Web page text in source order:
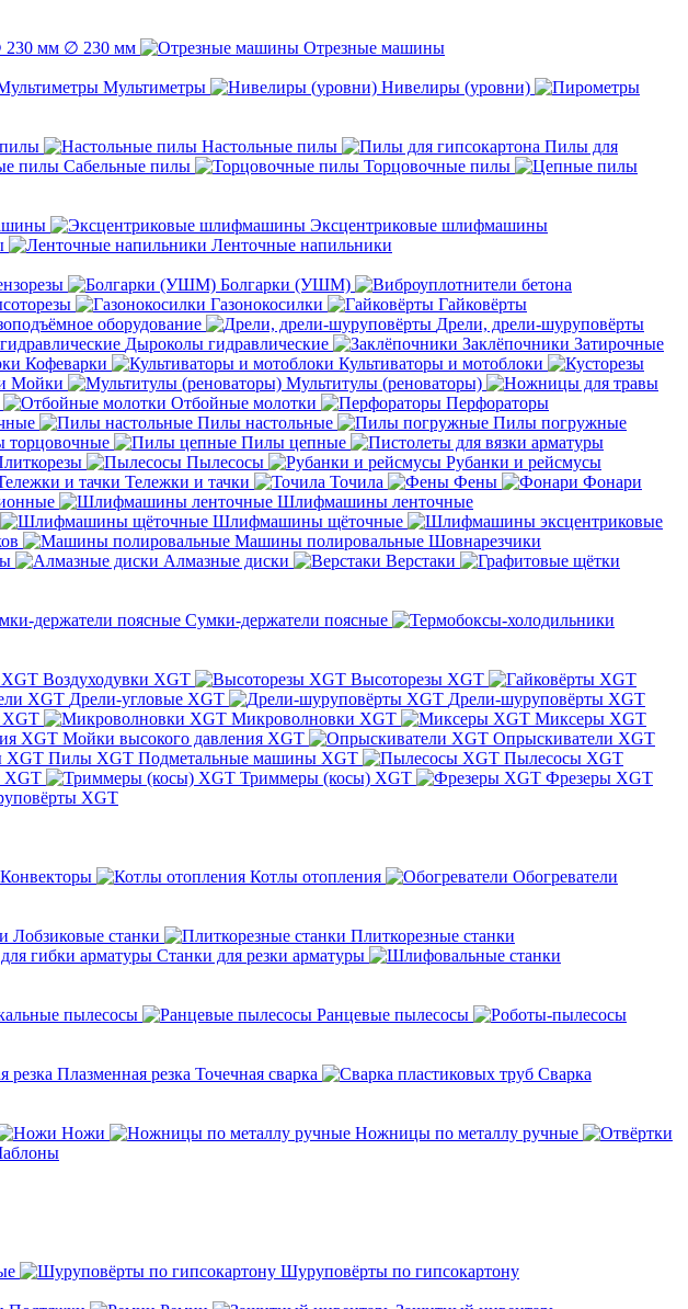
∅ 230 мм
Отрезные машины
Мультиметры
Нивелиры (уровни)
Настольные пилы
Пилы для
Сабельные пилы
Торцовочные пилы
Эксцентриковые шлифмашины
Ленточные напильники
Болгарки (УШМ)
Газонокосилки
Гайковёрты
оборудование
Дрели, дрели-шуруповёрты
Дыроколы гидравлические Заклёпочники Затирочные
Кофеварки
Культиваторы и мотоблоки
Мойки
Мультитулы (реноваторы)
Отбойные молотки
Перфораторы
Пилы настольные
Пилы погружные
торцовочные
Пилы цепные
Пылесосы
Рубанки и рейсмусы
Тележки и тачки Точила Фены
Фонари
Шлифмашины ленточные
Шлифмашины щёточные
Машины полировальные Шовнарезчики
Алмазные диски
Верстаки
Сумки-держатели поясные
Воздуходувки XGT
Высоторезы XGT
XGT Дрели-угловые XGT
Дрели-шуруповёрты XGT
XGT Микроволновки XGT
Миксеры XGT
Мойки высокого давления XGT
Опрыскиватели XGT
Пилы XGT Подметальные машины XGT
Пылесосы XGT
XGT Триммеры (косы) XGT
Фрезеры XGT
XGT
Конвекторы Котлы отопления
Обогреватели
Лобзиковые станки
Плиткорезные станки
гибки арматуры Станки для резки арматуры
пылесосы
Ранцевые пылесосы
Плазменная резка Точечная сварка
Cварка
Ножи
Ножницы по металлу ручные
Шуруповёрты по гипсокартону